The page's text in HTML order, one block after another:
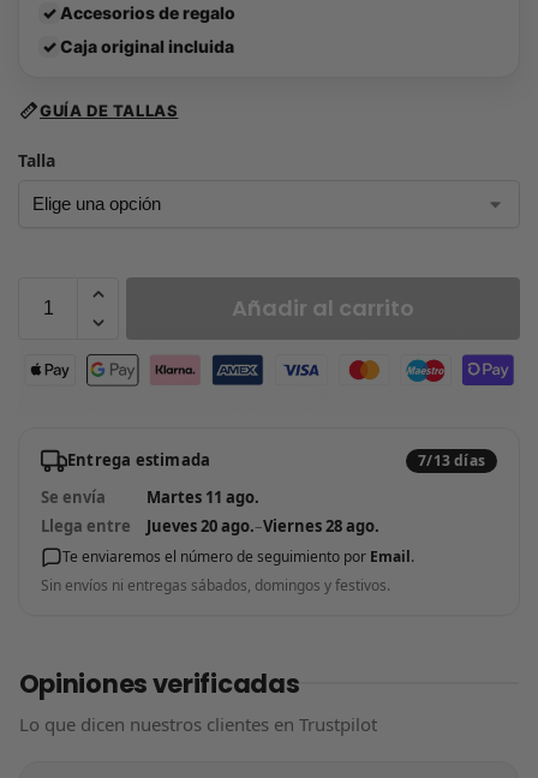
✓ Accesorios de regalo
✓Caja original incluida
GUÍA DE TALLAS
Talla
Añadir al carrito
Entrega estimada 7/13 días
Se envía
Martes 11 ago.
Llega entre
Jueves 20 ago.–Viernes 28 ago.
Te enviaremos el número de seguimiento por Email.
Sin envíos ni entregas sábados, domingos y festivos.
Opiniones verificadas
Lo que dicen nuestros clientes en Trustpilot